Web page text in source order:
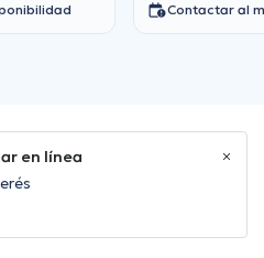
Contactar al
en línea